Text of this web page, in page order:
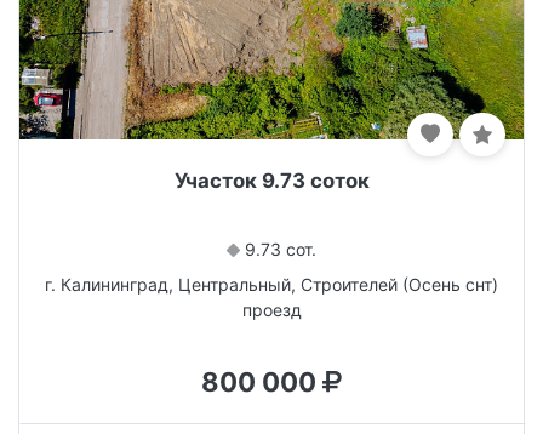
Участок 9.73 соток
9.73 сот.
г. Калининград, Центральный, Строителей (Осень снт)
проезд
800 000